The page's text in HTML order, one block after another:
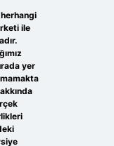
ile
yer